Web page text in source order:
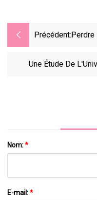
Précédent:
Une Étude De
Nom:*
E-mail:*